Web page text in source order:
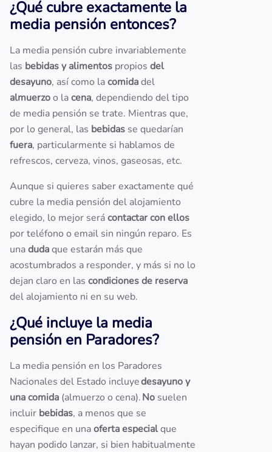
¿Qué cubre exactamente la
media pensión entonces?
La media pensión cubre invariablemente
las bebidas y alimentos propios del
desayuno, así como lacomidadel
almuerzoo lacena, dependiendo del tipo
de media pensión se trate. Mientras que,
por lo general, las bebidas se quedarían
fuera, particularmente si hablamos de
refrescos, cerveza, vinos, gaseosas, etc.
Aunque si quieres saber exactamente qué
cubre la media pensión del alojamiento
elegido, lo mejor serácontactar con ellos
por teléfono o email sin ningún reparo. Es
unadudaque estarán más que
acostumbrados a responder, y más si no lo
dejan claro en las condiciones de reserva
del alojamiento ni en su web.
¿Qué incluye la media
pensión en Paradores?
La media pensión en los Paradores
Nacionales del Estado incluyedesayuno y
una comida (almuerzo o cena).No suelen
incluir bebidas, a menos que se
especifique en unaoferta especialque
hayan podido lanzar, si bien habitualmente